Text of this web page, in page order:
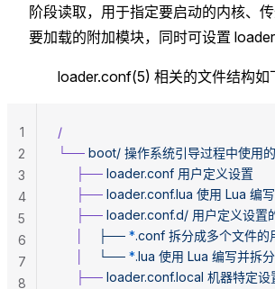
阶段读取，用于指定要启动的内核、
要加载的附加模块，同时可设置
loader.conf(5) 相关的文件结构如
/
└── boot/ 操作系统引导过程中使用
     ├──
loader.conf 用户定义设置
     ├──
loader.conf.lua 使用 Lua 编
     ├──
loader.conf.d/ 用户定义设置
    ├──
*.conf 拆分成多个文件的
    └──
*.lua 使用 Lua 编写并拆
     ├──
loader.conf.local 机器特定设
1
2
3
4
5
6
7
8